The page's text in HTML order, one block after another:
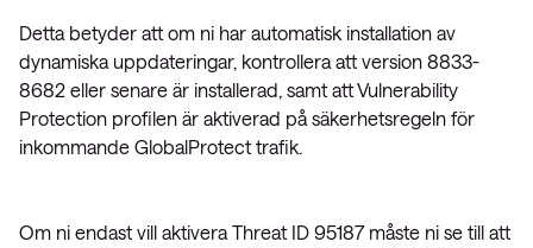
Detta betyder att om ni har automatisk installation av
dynamiska uppdateringar, kontrollera att version 8833-
8682 eller senare är installerad, samt att Vulnerability
Protection profilen är aktiverad på säkerhetsregeln för
inkommande GlobalProtect trafik.
Om ni endast vill aktivera Threat ID 95187 måste ni se till att